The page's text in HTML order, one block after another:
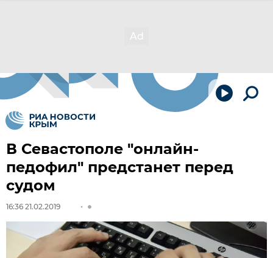
В Севастополе "онлайн-
педофил" предстанет перед
судом
16:36 21.02.2019